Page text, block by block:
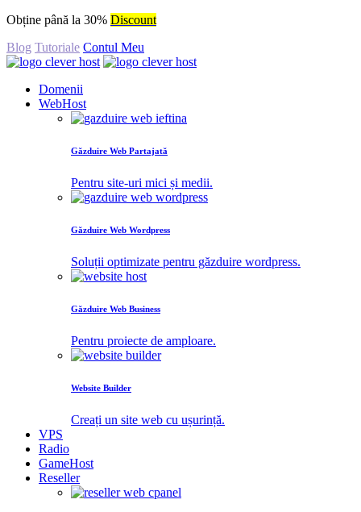
Obține până la 30% Discount
Blog Tutoriale Contul Meu
Domenii
WebHost
Găzduire Web Partajată
Pentru site-uri mici și medii.
Găzduire Web Wordpress
Soluții optimizate pentru găzduire wordpress.
Găzduire Web Business
Pentru proiecte de amploare.
Website Builder
Creați un site web cu ușurință.
VPS
Radio
GameHost
Reseller